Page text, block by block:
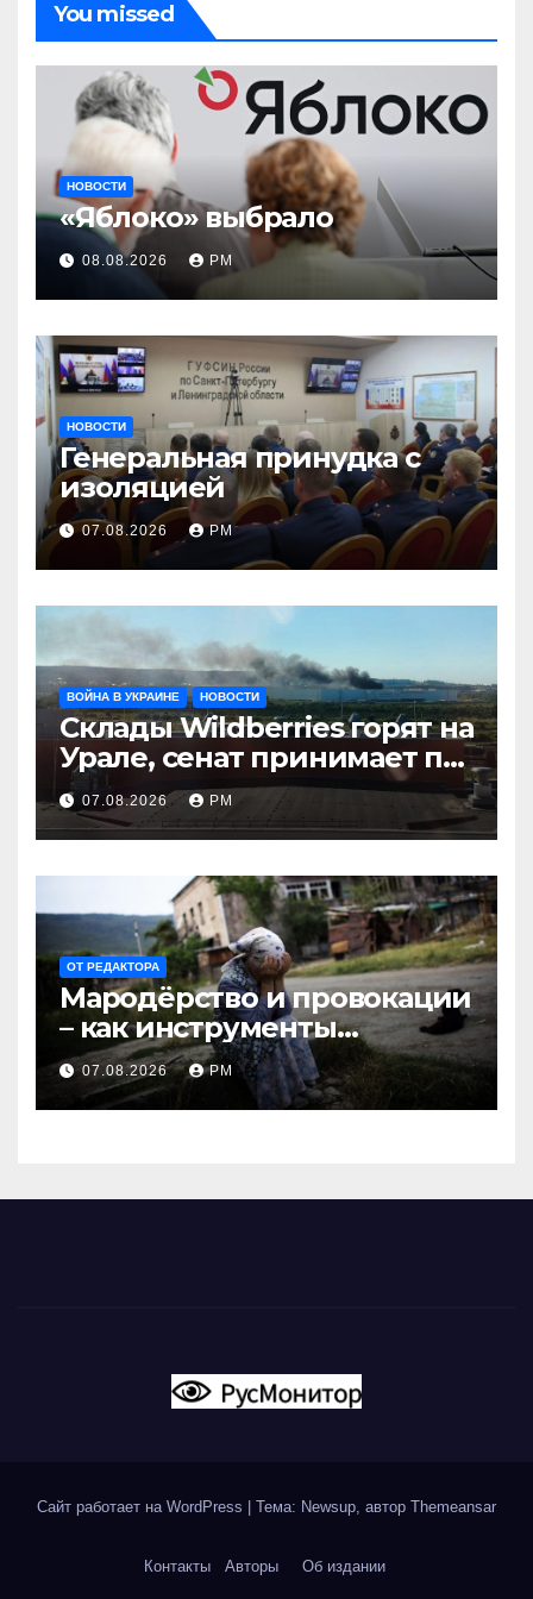
You missed
НОВОСТИ
«Яблоко» выбрало
08.08.2026 РМ
НОВОСТИ
Генеральная принудка с
изоляцией
07.08.2026 РМ
ВОЙНА В УКРАИНЕ НОВОСТИ
Склады Wildberries горят на
Урале, сенат принимает по
Грэму закон
07.08.2026 РМ
ОТ РЕДАКТОРА
Мародёрство и провокации
– как инструменты
современной политики
России
07.08.2026 РМ
Сайт работает на WordPress Тема: Newsup, автор Themeansar
Контакты Авторы Об издании